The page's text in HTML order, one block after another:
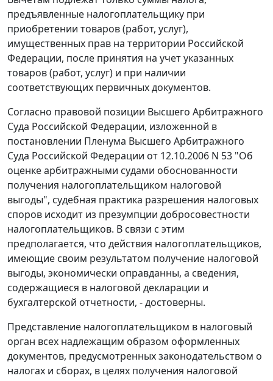
предъявленные налогоплательщику при
приобретении товаров (работ, услуг),
имущественных прав на территории Российской
Федерации, после принятия на учет указанных
товаров (работ, услуг) и при наличии
соответствующих первичных документов.
Согласно правовой позиции Высшего Арбитражного
Суда Российской Федерации, изложенной в
постановлении Пленума Высшего Арбитражного
Суда Российской Федерации от 12.10.2006 N 53 "Об
оценке арбитражными судами обоснованности
получения налогоплательщиком налоговой
выгоды", судебная практика разрешения налоговых
споров исходит из презумпции добросовестности
налогоплательщиков. В связи с этим
предполагается, что действия налогоплательщиков,
имеющие своим результатом получение налоговой
выгоды, экономически оправданны, а сведения,
содержащиеся в налоговой декларации и
бухгалтерской отчетности, - достоверны.
Представление налогоплательщиком в налоговый
орган всех надлежащим образом оформленных
документов, предусмотренныхзаконодательством о
налогах и сборах, в целях получения налоговой